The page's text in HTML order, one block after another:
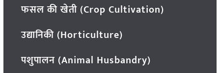
फसल की खेती (Crop Cultivation)
उद्यानिकी (Horticulture)
पशुपालन (Animal Husbandry)